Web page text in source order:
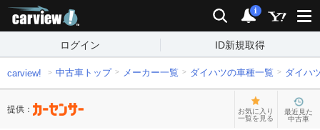
検索 通知
i
ログイン ID新規取得
carview! 中古車トップ メーカー一覧 ダイハツの車種一覧 ダイハ
提供：
お気に入り
一覧を見る
最近見た
中古車